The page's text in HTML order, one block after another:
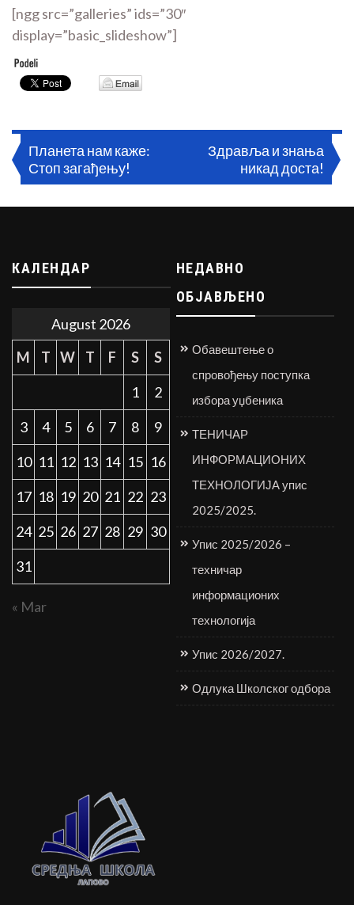
[ngg src=”galleries” ids=”30″
display=”basic_slideshow”]
Post
navigation
Планета нам каже:
Стоп загађењу!
Здравља и знања
никад доста!
КАЛЕНДАР
August 2026
M
T W T F S
S
1
2
3
4 5 6 7 8
9
10 11 12 13 14 15 16
17 18 19 20 21 22 23
24 25 26 27 28 29 30
31
« Mar
НЕДАВНО
ОБЈАВЉЕНО
Обавештење о
спровођењу поступка
избора уџбеника
ТЕНИЧАР
ИНФОРМАЦИОНИХ
ТЕХНОЛОГИЈА упис
2025/2025.
Упис 2025/2026 –
техничар
информационих
технологија
Упис 2026/2027.
Одлука Школског одбора